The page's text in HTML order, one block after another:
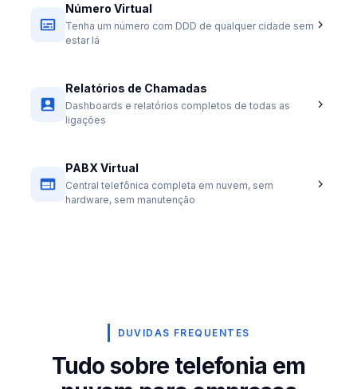
Número Virtual
Tenha um número com DDD de qualquer cidade sem
estar lá
Relatórios de Chamadas
Dashboards e relatórios completos de todas as
ligações
PABX Virtual
Central telefônica completa em nuvem, sem
hardware, sem manutenção
DUVIDAS FREQUENTES
Tudo sobre telefonia em